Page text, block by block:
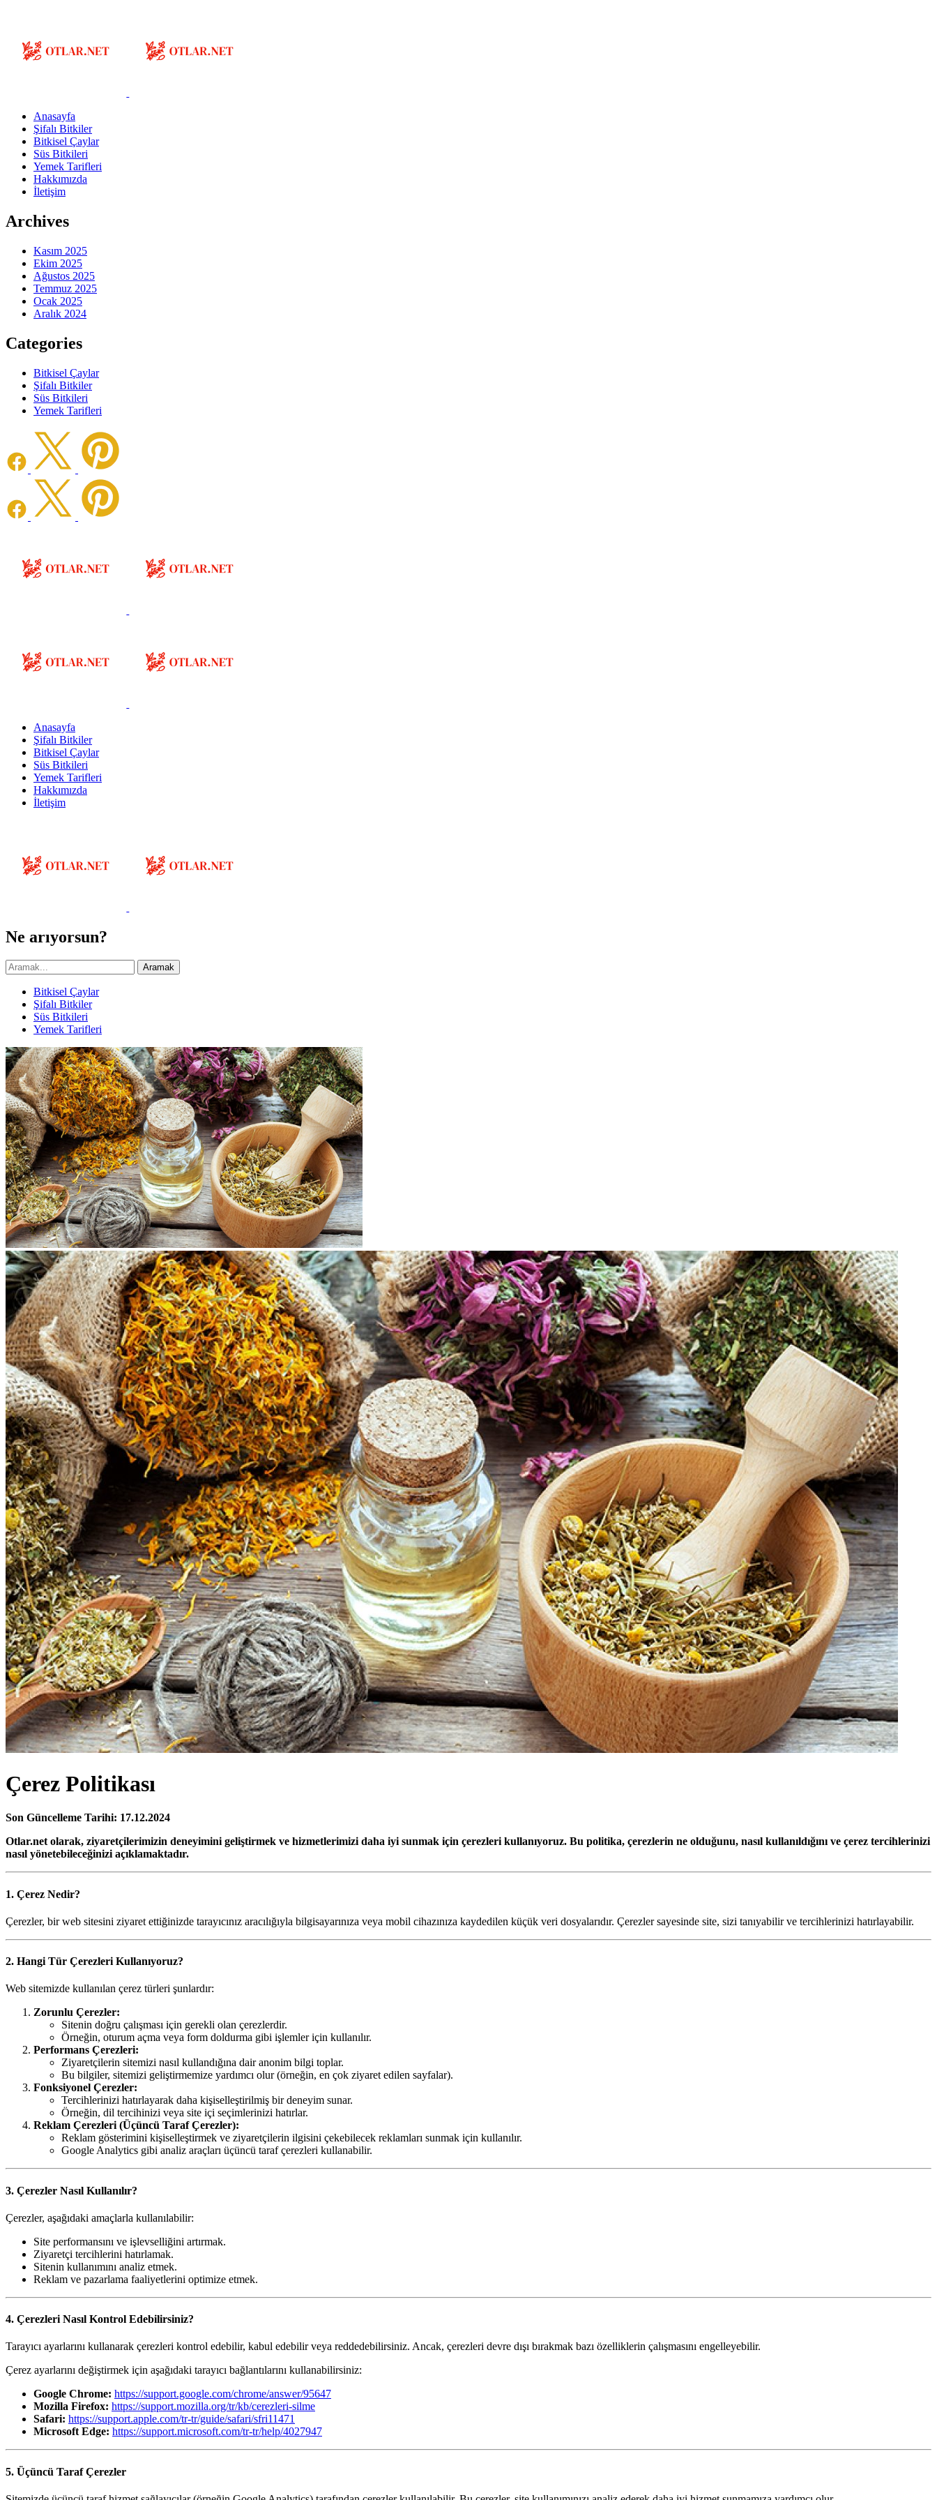
Anasayfa
Şifalı Bitkiler
Bitkisel Çaylar
Süs Bitkileri
Yemek Tarifleri
Hakkımızda
İletişim
Archives
Kasım 2025
Ekim 2025
Ağustos 2025
Temmuz 2025
Ocak 2025
Aralık 2024
Categories
Bitkisel Çaylar
Şifalı Bitkiler
Süs Bitkileri
Yemek Tarifleri
Anasayfa
Şifalı Bitkiler
Bitkisel Çaylar
Süs Bitkileri
Yemek Tarifleri
Hakkımızda
İletişim
Ne arıyorsun?
Aramak
Bitkisel Çaylar
Şifalı Bitkiler
Süs Bitkileri
Yemek Tarifleri
Çerez Politikası
Son Güncelleme Tarihi: 17.12.2024
Otlar.net olarak, ziyaretçilerimizin deneyimini geliştirmek ve hizmetlerimizi daha iyi sunmak için çerezleri kullanıyoruz. Bu politika, çerezlerin ne olduğunu, nasıl kullanıldığını ve çerez tercihlerinizi
nasıl yönetebileceğinizi açıklamaktadır.
1. Çerez Nedir?
Çerezler, bir web sitesini ziyaret ettiğinizde tarayıcınız aracılığıyla bilgisayarınıza veya mobil cihazınıza kaydedilen küçük veri dosyalarıdır. Çerezler sayesinde site, sizi tanıyabilir ve tercihlerinizi hatırlayabilir.
2. Hangi Tür Çerezleri Kullanıyoruz?
Web sitemizde kullanılan çerez türleri şunlardır:
Zorunlu Çerezler:
Sitenin doğru çalışması için gerekli olan çerezlerdir.
Örneğin, oturum açma veya form doldurma gibi işlemler için kullanılır.
Performans Çerezleri:
Ziyaretçilerin sitemizi nasıl kullandığına dair anonim bilgi toplar.
Bu bilgiler, sitemizi geliştirmemize yardımcı olur (örneğin, en çok ziyaret edilen sayfalar).
Fonksiyonel Çerezler:
Tercihlerinizi hatırlayarak daha kişiselleştirilmiş bir deneyim sunar.
Örneğin, dil tercihinizi veya site içi seçimlerinizi hatırlar.
Reklam Çerezleri (Üçüncü Taraf Çerezler):
Reklam gösterimini kişiselleştirmek ve ziyaretçilerin ilgisini çekebilecek reklamları sunmak için kullanılır.
Google Analytics gibi analiz araçları üçüncü taraf çerezleri kullanabilir.
3. Çerezler Nasıl Kullanılır?
Çerezler, aşağıdaki amaçlarla kullanılabilir:
Site performansını ve işlevselliğini artırmak.
Ziyaretçi tercihlerini hatırlamak.
Sitenin kullanımını analiz etmek.
Reklam ve pazarlama faaliyetlerini optimize etmek.
4. Çerezleri Nasıl Kontrol Edebilirsiniz?
Tarayıcı ayarlarını kullanarak çerezleri kontrol edebilir, kabul edebilir veya reddedebilirsiniz. Ancak, çerezleri devre dışı bırakmak bazı özelliklerin çalışmasını engelleyebilir.
Çerez ayarlarını değiştirmek için aşağıdaki tarayıcı bağlantılarını kullanabilirsiniz:
Google Chrome: https://support.google.com/chrome/answer/95647
Mozilla Firefox: https://support.mozilla.org/tr/kb/cerezleri-silme
Safari: https://support.apple.com/tr-tr/guide/safari/sfri11471
Microsoft Edge: https://support.microsoft.com/tr-tr/help/4027947
5. Üçüncü Taraf Çerezler